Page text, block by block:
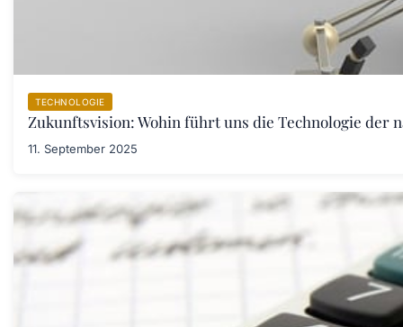
TECHNOLOGIE
Zukunftsvision: Wohin führt uns die Technologie der
11. September 2025